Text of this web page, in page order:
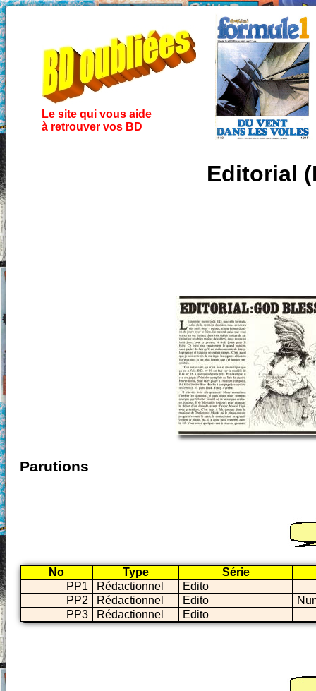
Le site qui vous aide
à retrouver vos BD
Editorial
Parutions
No Type
Série
PP1
Rédactionnel
Edito
PP2
Rédactionnel Edito
PP3
Rédactionnel Edito